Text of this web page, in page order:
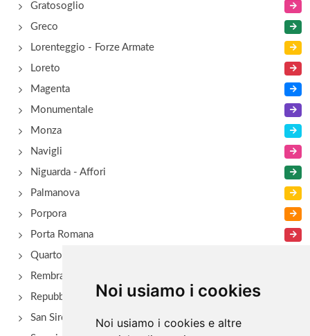
Noi usiamo i cookies
Noi usiamo i cookies e altre
Gratosoglio
Greco
Lorenteggio - Forze Armate
Loreto
Magenta
Monumentale
Monza
Navigli
Niguarda - Affori
Palmanova
Porpora
Porta Romana
Quarto Oggiaro
Rembrant
Repubblica
San Siro - Via Novara